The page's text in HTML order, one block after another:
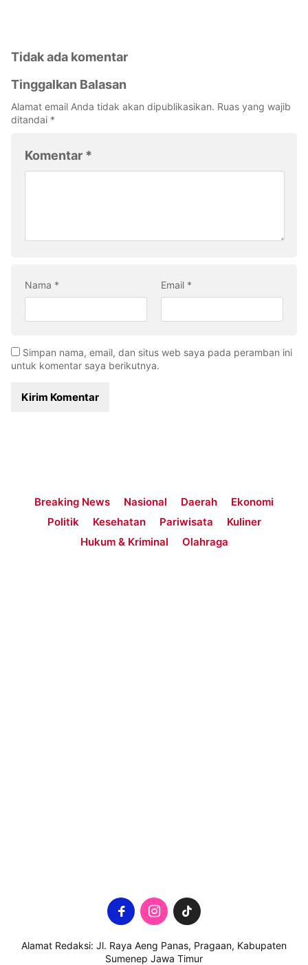
Tidak ada komentar
Tinggalkan Balasan
Alamat email Anda tidak akan dipublikasikan. Ruas yang wajib
ditandai *
Komentar *
Nama * Email *
Simpan nama, email, dan situs web saya pada peramban ini
untuk komentar saya berikutnya.
Breaking News Nasional Daerah
Ekonomi
Politik
Kesehatan Pariwisata
Kuliner
Hukum & Kriminal
Olahraga
Alamat Redaksi: Jl. Raya Aeng Panas, Pragaan, Kabupaten
Sumenep Jawa Timur